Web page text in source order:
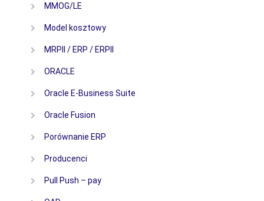
MMOG/LE
Model kosztowy
MRPII / ERP / ERPII
ORACLE
Oracle E-Business Suite
Oracle Fusion
Porównanie ERP
Producenci
Pull Push – pay